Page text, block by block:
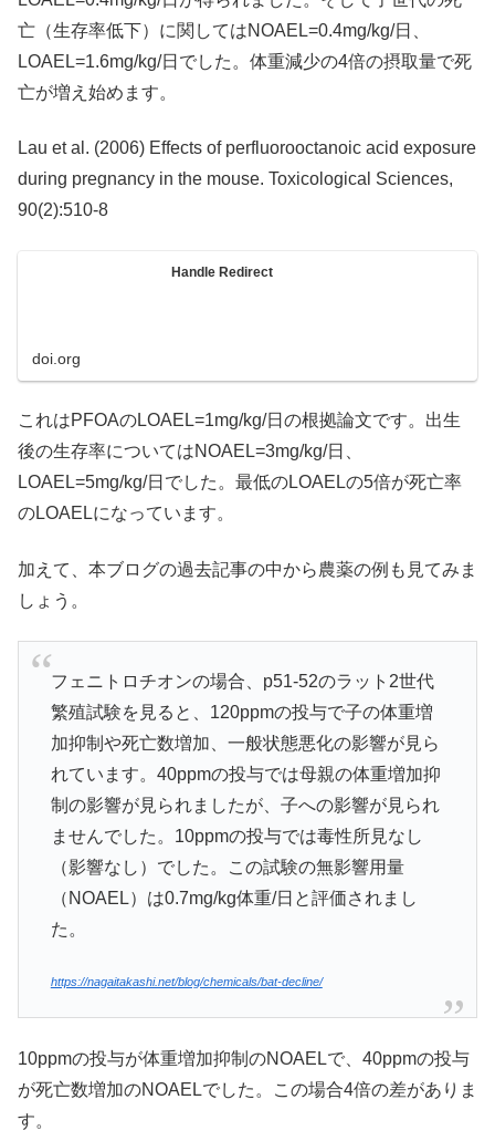
亡（生存率低下）に関してはNOAEL=0.4mg/kg/日、
LOAEL=1.6mg/kg/日でした。体重減少の4倍の摂取量で死
亡が増え始めます。
Lau et al. (2006) Effects of perfluorooctanoic acid exposure
during pregnancy in the mouse. Toxicological Sciences,
90(2):510-8
Handle Redirect
doi.org
これはPFOAのLOAEL=1mg/kg/日の根拠論文です。出生
後の生存率についてはNOAEL=3mg/kg/日、
LOAEL=5mg/kg/日でした。最低のLOAELの5倍が死亡率
のLOAELになっています。
加えて、本ブログの過去記事の中から農薬の例も見てみま
しょう。
フェニトロチオンの場合、p51-52のラット2世代
繁殖試験を見ると、120ppmの投与で子の体重増
加抑制や死亡数増加、一般状態悪化の影響が見ら
れています。40ppmの投与では母親の体重増加抑
制の影響が見られましたが、子への影響が見られ
ませんでした。10ppmの投与では毒性所見なし
（影響なし）でした。この試験の無影響用量
（NOAEL）は0.7mg/kg体重/日と評価されまし
た。
https://nagaitakashi.net/blog/chemicals/bat-decline/
10ppmの投与が体重増加抑制のNOAELで、40ppmの投与
が死亡数増加のNOAELでした。この場合4倍の差がありま
す。